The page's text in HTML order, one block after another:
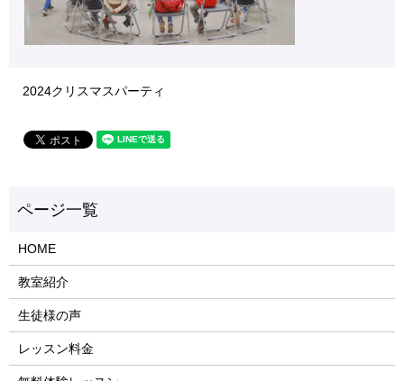
2024クリスマスパーティ
HOME
教室紹介
生徒様の声
レッスン料金